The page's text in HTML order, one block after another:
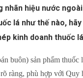
hiệu nước
lá như thế nào,
kinh doanh thuốc lá
buôn) sản phẩm
ràng, phù hợp với